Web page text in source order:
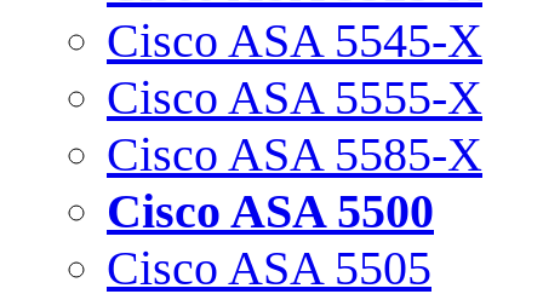
Cisco ASA 5545-X
Cisco ASA 5555-X
Cisco ASA 5585-X
Cisco ASA 5500
Cisco ASA 5505